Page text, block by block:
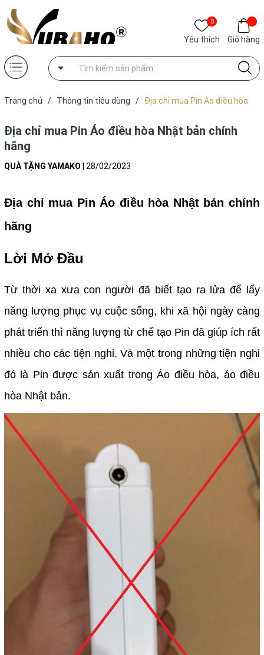
0
Yêu thích Giỏ hàng
Trang chủ / Thông tin tiêu dùng /
Địa chỉ mua Pin Áo điều hòa
Địa chỉ mua Pin Áo điều hòa Nhật bản chính
hãng
QUÀ TẶNG YAMAKO 28/02/2023
Địa chỉ mua Pin Áo điều hòa Nhật bản chính
hãng
Lời Mở Đầu
Từ thời xa xưa con người đã biết tạo ra lửa để lấy
năng lượng phục vụ cuộc sống, khi xã hội ngày càng
phát triển thì năng lượng từ chế tạo Pin đã giúp ích rất
nhiều cho các tiện nghi. Và một trong những tiện nghi
đó là Pin được sản xuất trong Áo điều hòa, áo điều
hòa Nhật bản.